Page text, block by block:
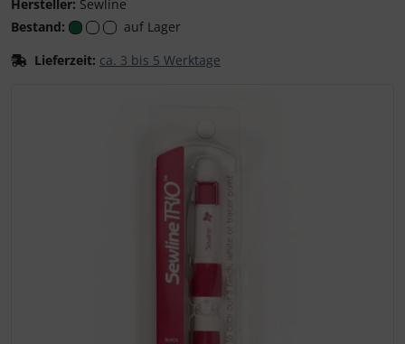
Hersteller: Sewline
Bestand:
auf Lager
Lieferzeit: ca. 3 bis 5 Werktage